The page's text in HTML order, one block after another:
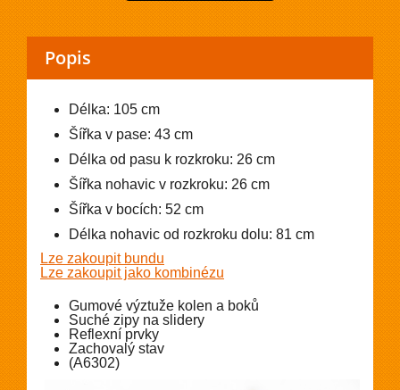
Popis
Délka: 105 cm
Šířka v pase: 43 cm
Délka od pasu k rozkroku: 26 cm
Šířka nohavic v rozkroku: 26 cm
Šířka v bocích: 52 cm
Délka nohavic od rozkroku dolu: 81 cm
Lze zakoupit bundu
Lze zakoupit jako kombinézu
Gumové výztuže kolen a boků
Suché zipy na slidery
Reflexní prvky
Zachovalý stav
(A6302)